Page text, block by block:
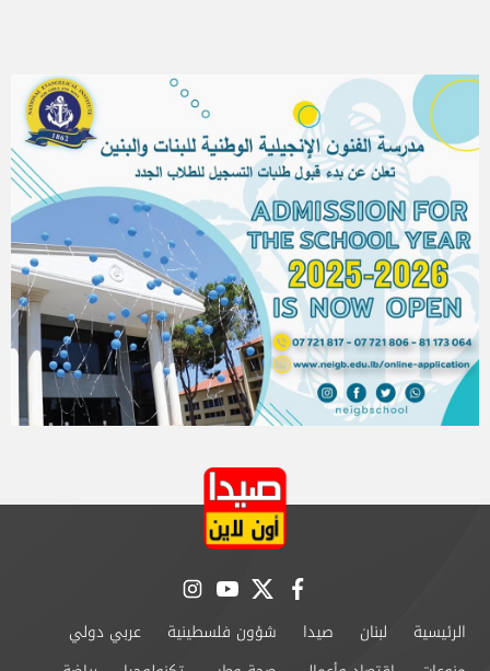
facebook
twitter
youtube
instagram
الرئيسية لبنان صيدا شؤون فلسطينية
عربي دولي